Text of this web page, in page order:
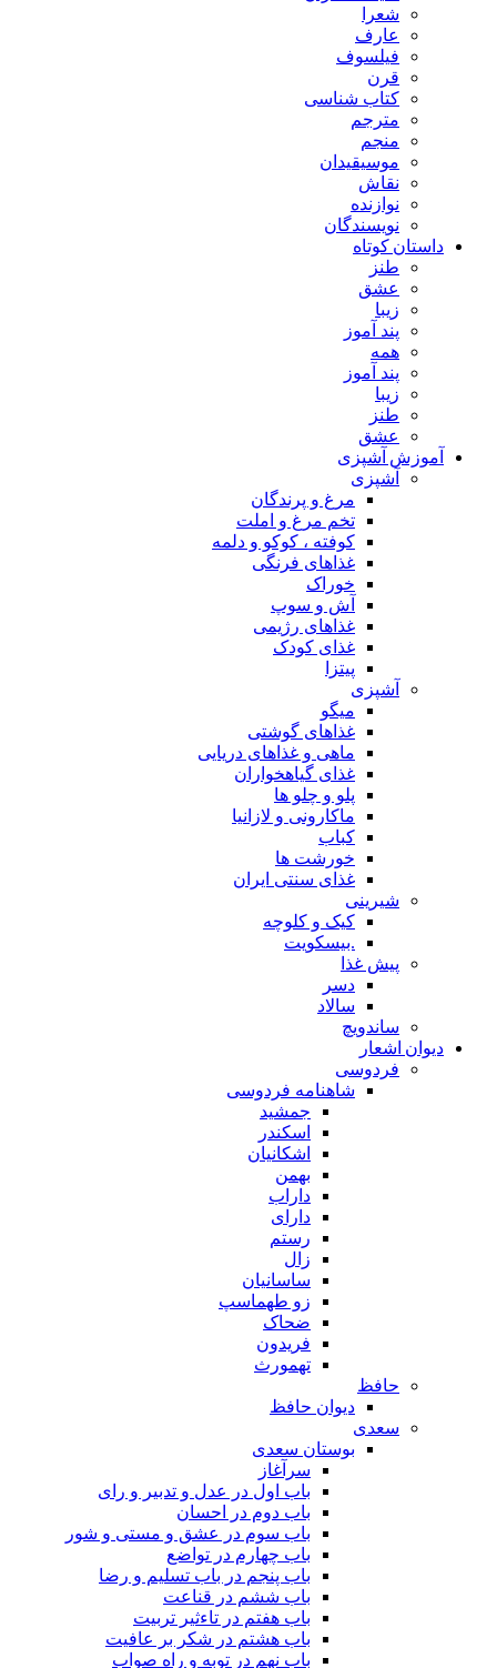
شعرا
عارف
فیلسوف
قرن
کتاب شناسی
مترجم
منجم
موسیقیدان
نقاش
نوازنده
نویسندگان
داستان کوتاه
طنز
عشق
زیبا
پند آموز
همه
پند آموز
زیبا
طنز
عشق
آموزش آشپزی
آشپزی
مرغ و پرندگان
تخم مرغ و املت
کوفته ، کوکو و دلمه
غذاهای فرنگی
خوراک
آش و سوپ
غذاهای رژیمی
غذای کودک
پیتزا
آشپزی
میگو
غذاهای گوشتی
ماهی و غذاهای دریایی
غذای گیاهخواران
پلو و چلو ها
ماکارونی و لازانیا
کباب
خورشت ها
غذای سنتی ایران
شیرینی
کیک و کلوچه
.بیسکویت
پیش غذا
دسر
سالاد
ساندویچ
دیوان اشعار
فردوسی
شاهنامه فردوسی
جمشید
اسکندر
اشکانیان
بهمن
داراب
دارای
رستم
زال
ساسانیان
زو طهماسپ‏
ضحاک
فریدون
تهمورث
حافظ
دیوان حافظ
سعدی
بوستان سعدی
سرآغاز
باب اول در عدل و تدبیر و رای
باب دوم در احسان
باب سوم در عشق و مستی و شور
باب چهارم در تواضع
باب پنجم در باب تسلیم و رضا
باب ششم در قناعت
باب هفتم در تاءثیر تربیت
باب هشتم در شکر بر عافیت
باب نهم در توبه و راه صواب